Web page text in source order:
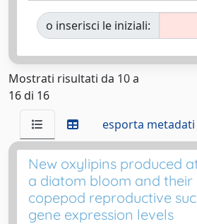
o inserisci le iniziali:
Mostrati risultati da 10 a
16 di 16
esporta metadati
New oxylipins produced
a diatom bloom and their
copepod reproductive
gene expression levels